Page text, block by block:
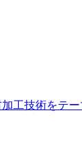
工技術をテ